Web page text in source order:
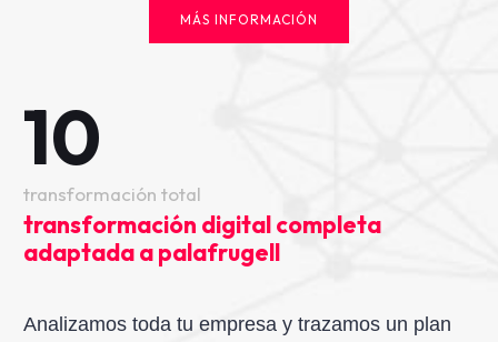
MÁS INFORMACIÓN
10
transformación total
transformación digital completa
adaptada a palafrugell
Analizamos toda tu empresa y trazamos un plan